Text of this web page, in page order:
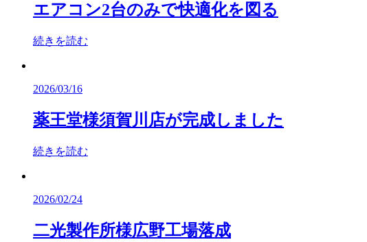
エアコン2台のみで快適化を図る
続きを読む
2026/03/16
薬王堂様須賀川店が完成しました
続きを読む
2026/02/24
二光製作所様広野工場落成